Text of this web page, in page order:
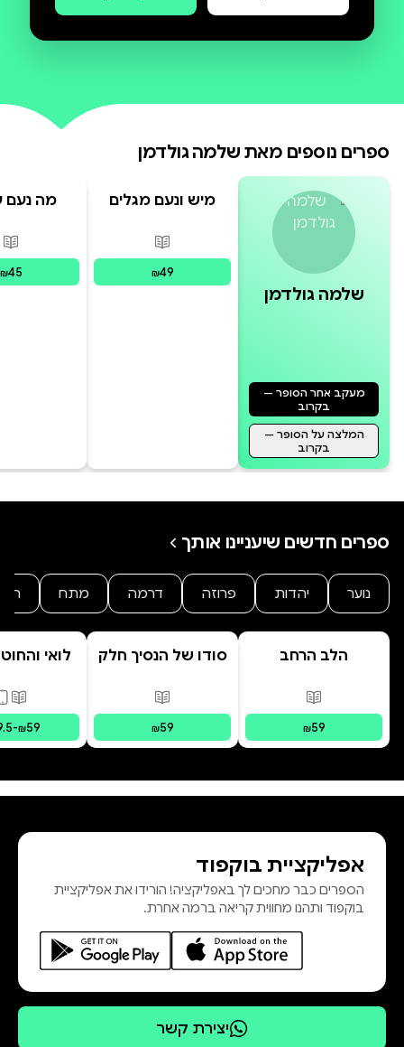
בסדרת הספרים על יניב הפילון. זהו
על אמפתיה והקשבה. מתאים לידים
בני 3-6
ספרים נוספים מאת שלמה גולדמן
שלמה גולדמן
מעקב אחר הסופר —
בקרוב
המלצה על הסופר —
בקרוב
מיש ונעם מגלים
פורמטים זמינים
מודפס
₪49
מה נעם
₪45
ספרים חדשים שיעניינו אותך
נוער יהדות פרוזה דרמה מתח
הלב הרחב
פורמטים זמינים מודפס
₪59
סודו של הנסיך חלק
הנסתר
פורמטים זמינים
מודפס
₪59
לואי
-₪59
אפליקציית בוקפוד
הספרים כבר מחכים לך באפליקציה! הורידו את אפליקציית
בוקפוד ותהנו מחווית קריאה ברמה אחרת.
יצירת קשר